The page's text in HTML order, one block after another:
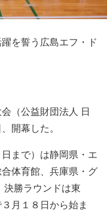
を誓う広島エフ・ド
（公益財団法人 日
開幕した。
まで）は静岡県・エ
体育館、兵庫県・グ
決勝ラウンドは東
月１８日から始ま